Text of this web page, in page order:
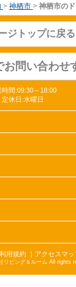
> 神栖市 > 神栖市の
ジトップに戻る
お問い合わせ
時間:09:30～18:00
定休日:水曜日
利用規約｜ アクセスマッ
リビング＆ルーム All rights